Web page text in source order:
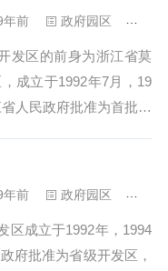
年前 政府园区
发区的前身为浙江省莫
成立于1992年7月，19
人民政府批准为首批省
经济开发区，更名为浙
积...
年前 政府园区
成立于1992年，1994
府批准为省级开发区，